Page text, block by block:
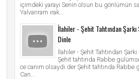
içimdeki yarayı Senin olsun bu gönlümün
Yalvarıram ırak...
İlahiler - Şehit Tahtından
Dinle
İlahiler - Şehit Tahtından Şarkı
Şehit tahtında Rabbe
ce canım olsaydı der Şehit tahtında Rabbe
Can...